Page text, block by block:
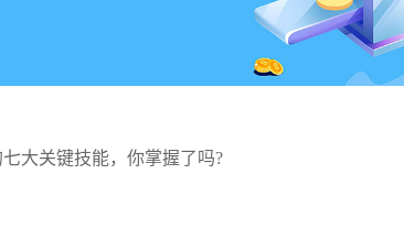
大关键技能，你掌握了吗?